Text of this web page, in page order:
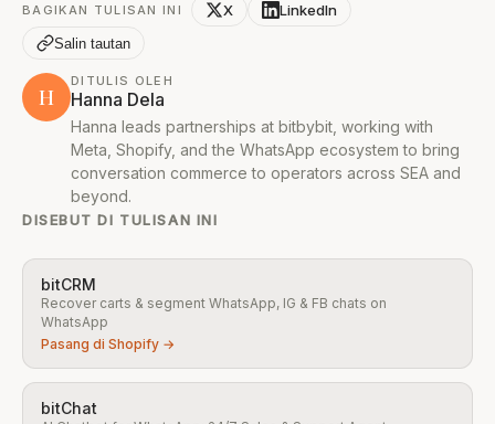
BAGIKAN TULISAN INI X LinkedIn
Salin tautan
H
DITULIS OLEH
Hanna Dela
Hanna leads partnerships at bitbybit, working with
Meta, Shopify, and the WhatsApp ecosystem to bring
conversation commerce to operators across SEA and
beyond.
DISEBUT DI TULISAN INI
bitCRM
Recover carts & segment WhatsApp, IG & FB chats on
WhatsApp
Pasang di Shopify →
bitChat